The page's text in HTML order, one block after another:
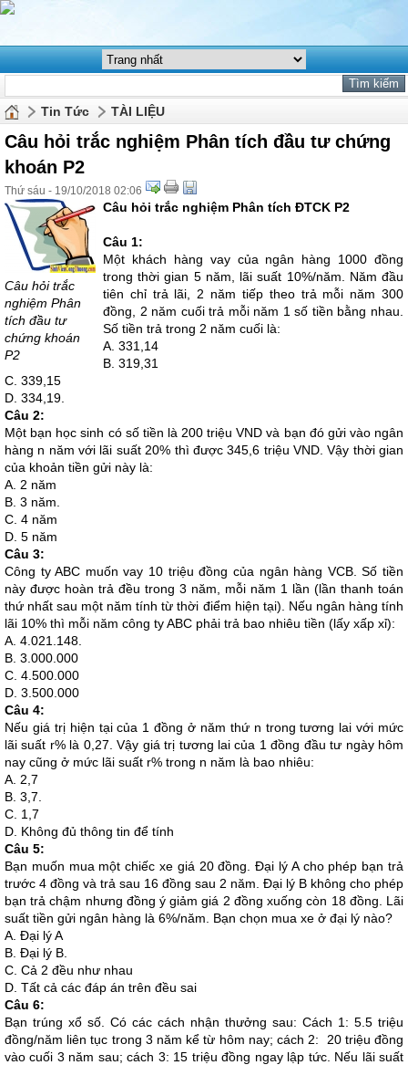
Tin Tức TÀI LIỆU
Câu hỏi trắc nghiệm Phân tích đầu tư chứng
khoán P2
Thứ sáu - 19/10/2018 02:06
Câu hỏi trắc
nghiệm Phân
tích đầu tư
chứng khoán
P2
Câu hỏi trắc nghiệm Phân tích ĐTCK P2
Câu 1:
Một khách hàng vay của ngân hàng 1000 đồng
trong thời gian 5 năm, lãi suất 10%/năm. Năm đầu
tiên chỉ trả lãi, 2 năm tiếp theo trả mỗi năm 300
đồng, 2 năm cuối trả mỗi năm 1 số tiền bằng nhau.
Số tiền trả trong 2 năm cuối là:
A. 331,14
B. 319,31
C. 339,15
D. 334,19.
Câu 2:
Một bạn học sinh có số tiền là 200 triệu VND và bạn đó gửi vào ngân
hàng n năm với lãi suất 20% thì được 345,6 triệu VND. Vậy thời gian
của khoản tiền gửi này là:
A. 2 năm
B. 3 năm.
C. 4 năm
D. 5 năm
Câu 3:
Công ty ABC muốn vay 10 triệu đồng của ngân hàng VCB. Số tiền
này được hoàn trả đều trong 3 năm, mỗi năm 1 lần (lần thanh toán
thứ nhất sau một năm tính từ thời điểm hiện tại). Nếu ngân hàng tính
lãi 10% thì mỗi năm công ty ABC phải trả bao nhiêu tiền (lấy xấp xỉ):
A. 4.021.148.
B. 3.000.000
C. 4.500.000
D. 3.500.000
Câu 4:
Nếu giá trị hiện tại của 1 đồng ở năm thứ n trong tương lai với mức
lãi suất r% là 0,27. Vậy giá trị tương lai của 1 đồng đầu tư ngày hôm
nay cũng ở mức lãi suất r% trong n năm là bao nhiêu:
A. 2,7
B. 3,7.
C. 1,7
D. Không đủ thông tin để tính
Câu 5:
Bạn muốn mua một chiếc xe giá 20 đồng. Đại lý A cho phép bạn trả
trước 4 đồng và trả sau 16 đồng sau 2 năm. Đại lý B không cho phép
bạn trả chậm nhưng đồng ý giảm giá 2 đồng xuống còn 18 đồng. Lãi
suất tiền gửi ngân hàng là 6%/năm. Bạn chọn mua xe ở đại lý nào?
A. Đại lý A
B. Đại lý B.
C. Cả 2 đều như nhau
D. Tất cả các đáp án trên đều sai
Câu 6:
Bạn trúng xổ số. Có các cách nhận thưởng sau: Cách 1: 5.5 triệu
đồng/năm liên tục trong 3 năm kể từ hôm nay; cách 2: 20 triệu đồng
vào cuối 3 năm sau; cách 3: 15 triệu đồng ngay lập tức. Nếu lãi suất